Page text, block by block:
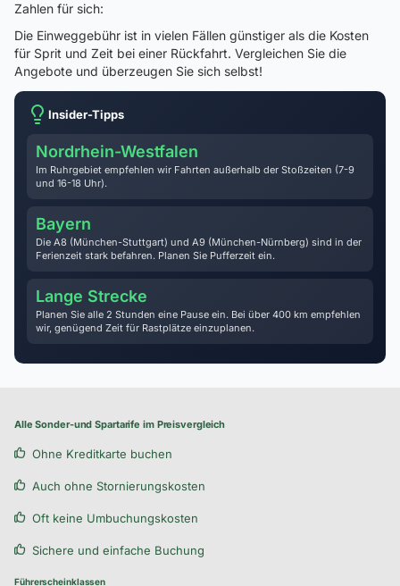
Zahlen für sich:
Die Einweggebühr ist in vielen Fällen günstiger als die Kosten
für Sprit und Zeit bei einer Rückfahrt. Vergleichen Sie die
Angebote und überzeugen Sie sich selbst!
Insider-Tipps
Nordrhein-Westfalen
Im Ruhrgebiet empfehlen wir Fahrten außerhalb der Stoßzeiten (7-9
und 16-18 Uhr).
Bayern
Die A8 (München-Stuttgart) und A9 (München-Nürnberg) sind in der
Ferienzeit stark befahren. Planen Sie Pufferzeit ein.
Lange Strecke
Planen Sie alle 2 Stunden eine Pause ein. Bei über 400 km empfehlen
wir, genügend Zeit für Rastplätze einzuplanen.
Alle Sonder-und Spartarife im Preisvergleich
Ohne Kreditkarte buchen
Auch ohne Stornierungskosten
Oft keine Umbuchungskosten
Sichere und einfache Buchung
Führerscheinklassen